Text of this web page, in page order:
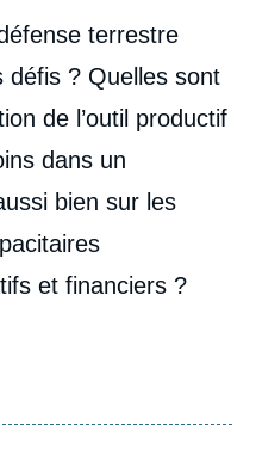
terrestre
défis ? Quelles sont
de l’outil productif
dans un
bien sur les
et financiers ?